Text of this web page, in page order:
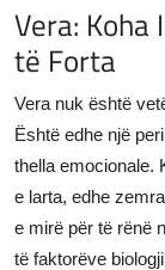
Vera:
të Forta
Vera nuk është
Është edhe një
thella emocionale.
e larta, edhe
e mirë për të rënë
të faktorëve